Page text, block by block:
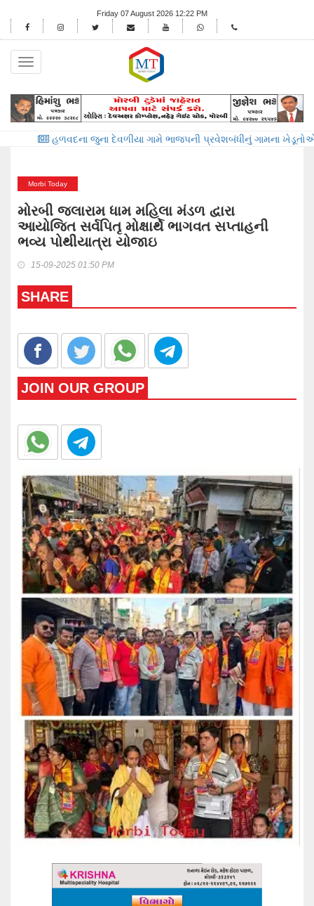
Friday 07 August 2026 12:22 PM
Toggle
navigation
જુના દેવળીયા ગામે ભાજપની પ્રવેશબંધીનું ગામના ખેડૂતોએ વાજતે ગાજતે
Morbi Today
મોરબી જલારામ ધામ મહિલા મંડળ દ્વારા
આયોજિત સર્વપિતૃ મોક્ષાર્થે ભાગવત સપ્તાહની
ભવ્ય પોથીયાત્રા યોજાઇ
15-09-2025 01:50 PM
SHARE
JOIN OUR GROUP